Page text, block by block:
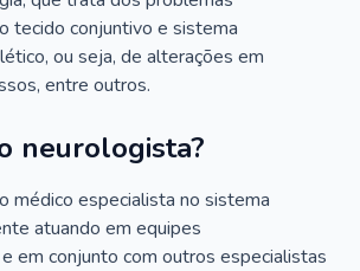
tecido conjuntivo e sistema
ou seja, de alterações em
entre outros.
neurologista?
médico especialista no sistema
atuando em equipes
em conjunto com outros especialistas